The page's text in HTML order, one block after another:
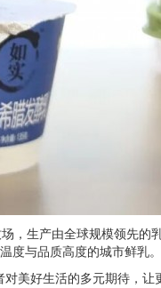
，生产由全球规模领先
与品质高度的城市鲜乳。
美好生活的多元期待，让